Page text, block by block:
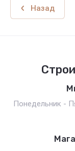
Назад
Понедельник -